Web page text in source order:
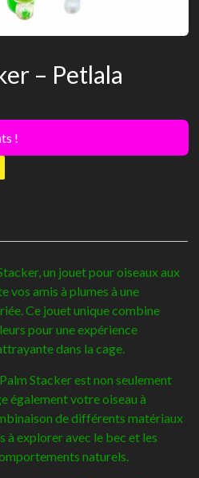
– Petlala
!
un jouet pour oiseaux aux
vos amis à plumes à une
Ce jouet unique combine
pour une expérience
dans la cage.
Stacker est non seulement
également votre oiseau à
de différents matériaux
explorer avec le bec et les
naturels.